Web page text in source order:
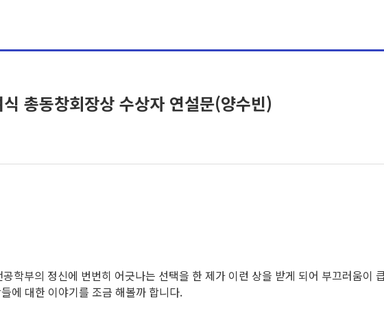
총동창회장상 수상자 연설문(양수빈)
학부의 정신에 번번히 어긋나는 선택을 한 제가 이런 상을 받게 되어 부끄러움이
에 대한 이야기를 조금 해볼까 합니다.